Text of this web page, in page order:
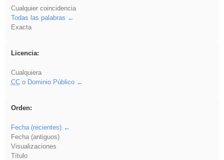
Cualquier coincidencia
Todas las palabras
Exacta
Licencia:
Cualquiera
CCo Dominio Público
Orden:
Fecha (recientes)
Fecha (antiguos)
Visualizaciones
Título